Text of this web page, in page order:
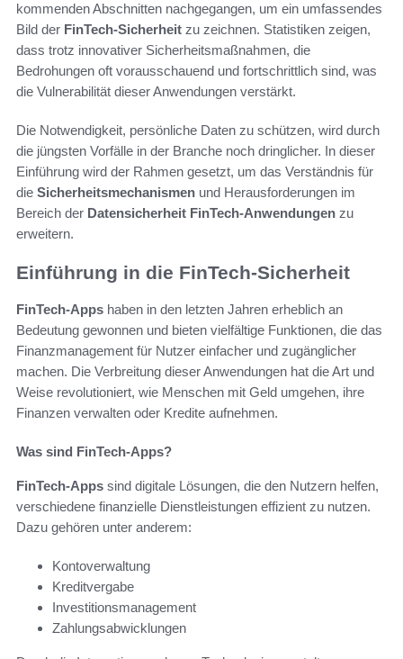
kommenden Abschnitten nachgegangen, um ein umfassendes
Bild der FinTech-Sicherheit zu zeichnen. Statistiken zeigen,
dass trotz innovativer Sicherheitsmaßnahmen, die
Bedrohungen oft vorausschauend und fortschrittlich sind, was
die Vulnerabilität dieser Anwendungen verstärkt.
Die Notwendigkeit, persönliche Daten zu schützen, wird durch
die jüngsten Vorfälle in der Branche noch dringlicher. In dieser
Einführung wird der Rahmen gesetzt, um das Verständnis für
die Sicherheitsmechanismen und Herausforderungen im
Bereich der Datensicherheit FinTech-Anwendungen zu
erweitern.
Einführung in die FinTech-Sicherheit
FinTech-Apps haben in den letzten Jahren erheblich an
Bedeutung gewonnen und bieten vielfältige Funktionen, die das
Finanzmanagement für Nutzer einfacher und zugänglicher
machen. Die Verbreitung dieser Anwendungen hat die Art und
Weise revolutioniert, wie Menschen mit Geld umgehen, ihre
Finanzen verwalten oder Kredite aufnehmen.
Was sind FinTech-Apps?
FinTech-Apps sind digitale Lösungen, die den Nutzern helfen,
verschiedene finanzielle Dienstleistungen effizient zu nutzen.
Dazu gehören unter anderem:
Kontoverwaltung
Kreditvergabe
Investitionsmanagement
Zahlungsabwicklungen